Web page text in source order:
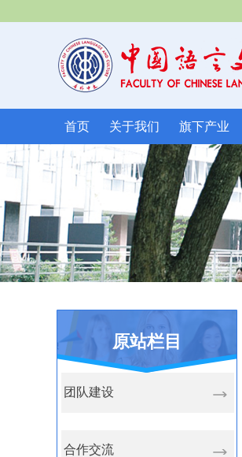
首页 关于我们 旗下产业
原站栏目
团队建设
合作交流